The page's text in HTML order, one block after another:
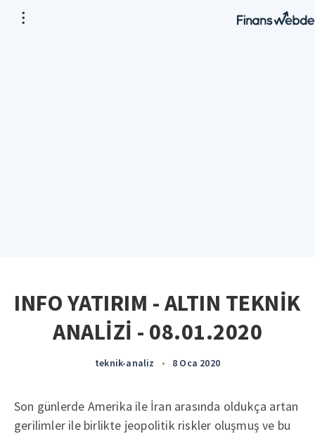
INFO YATIRIM - ALTIN TEKNİK
ANALİZİ - 08.01.2020
teknik-analiz • 8 Oca 2020
Son günlerde Amerika ile İran arasında oldukça artan
gerilimler ile birlikte jeopolitik riskler oluşmuş ve bu